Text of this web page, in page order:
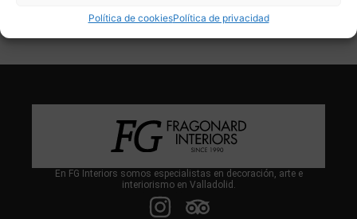
Política de cookiesPolítica de privacidad
En FG Interiors somos especialistas en decoración, arte e
interiorismo en Valladolid.